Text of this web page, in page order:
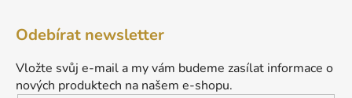
Odebírat newsletter
Vložte svůj e-mail a my vám budeme zasílat informace o
nových produktech na našem e-shopu.